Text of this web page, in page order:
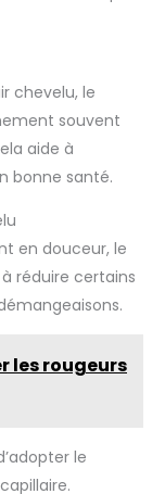
chevelu, le
souvent
aide à
bonne santé.
en douceur, le
réduire certains
les rougeurs
le